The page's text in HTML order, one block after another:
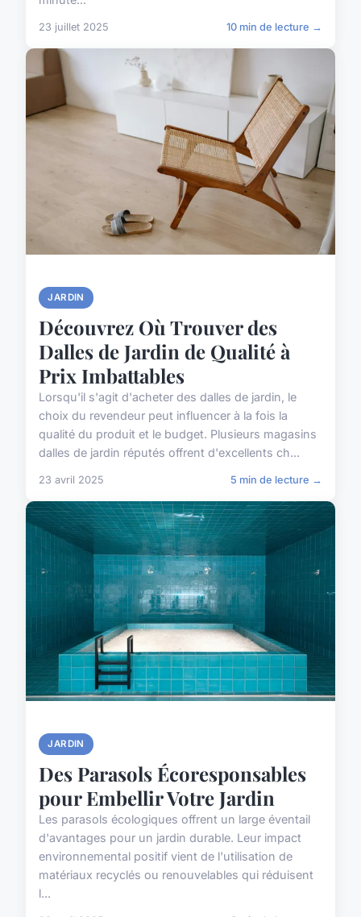
23 juillet 2025 10 min de lecture →
JARDIN
Découvrez Où Trouver des
Dalles de Jardin de Qualité à
Prix Imbattables
Lorsqu'il s'agit d'acheter des dalles de jardin, le
choix du revendeur peut influencer à la fois la
qualité du produit et le budget. Plusieurs magasins
dalles de jardin réputés offrent d'excellents ch...
23 avril 2025 5 min de lecture →
JARDIN
Des Parasols Écoresponsables
pour Embellir Votre Jardin
Les parasols écologiques offrent un large éventail
d'avantages pour un jardin durable. Leur impact
environnemental positif vient de l'utilisation de
matériaux recyclés ou renouvelables qui réduisent
l...